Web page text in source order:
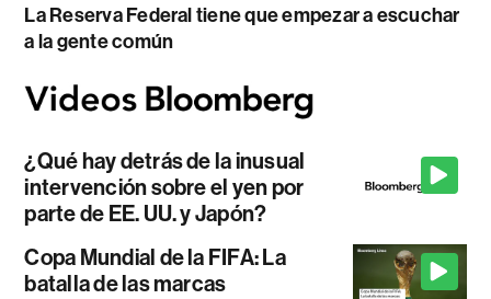
La Reserva Federal tiene que empezar a escuchar
a la gente común
¿Qué hay detrás de la inusual
intervención sobre el yen por
parte de EE. UU. y Japón?
Copa Mundial de la FIFA: La
batalla de las marcas